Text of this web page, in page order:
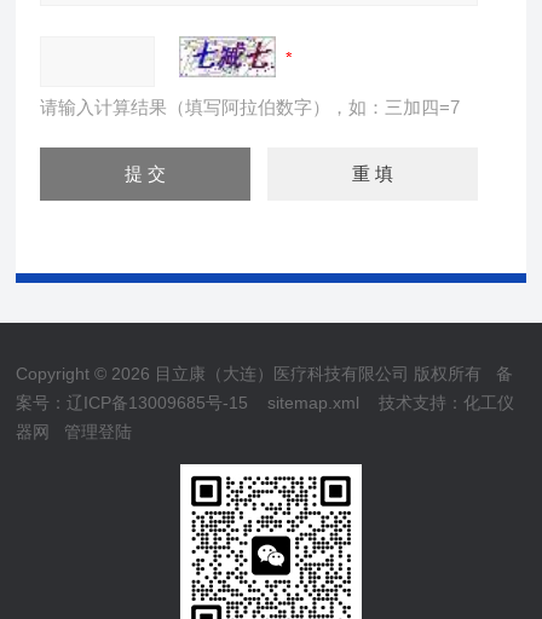
请输入计算结果（填写阿拉伯数字），如：三加四=7
Copyright © 2026 目立康（大连）医疗科技有限公司 版权所有 备
案号：辽ICP备13009685号-15
sitemap.xml 技术支持：化工仪
器网
管理登陆